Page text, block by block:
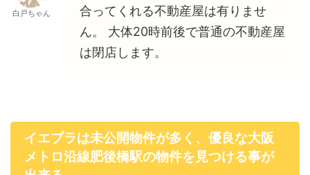
白戸ちゃん
合ってくれる不動産屋は有りませ
ん。 大体20時前後で普通の不動産屋
は閉店します。
イエプラは未公開物件が多く、優良な大阪
メトロ沿線肥後橋駅の物件を見つける事が